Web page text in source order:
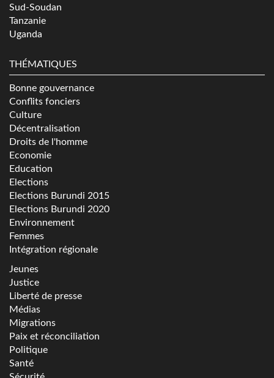
Sud-Soudan
Tanzanie
Uganda
THÉMATIQUES
Bonne gouvernance
Conflits fonciers
Culture
Décentralisation
Droits de l'homme
Economie
Education
Elections
Elections Burundi 2015
Elections Burundi 2020
Environnement
Femmes
Intégration régionale
Jeunes
Justice
Liberté de presse
Médias
Migrations
Paix et réconciliation
Politique
Santé